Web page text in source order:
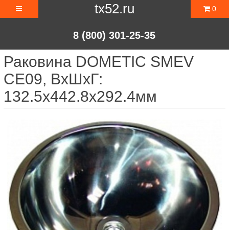
tx52.ru
8 (800) 301-25-35
0
Раковина DOMETIC SMEV
CE09, ВхШхГ:
132.5x442.8x292.4мм